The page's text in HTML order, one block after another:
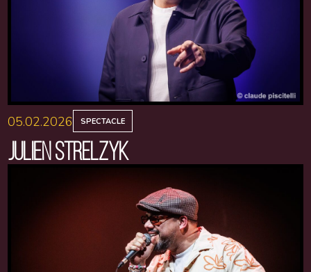
05.02.2026 SPECTACLE
JULIEN STRELZYK